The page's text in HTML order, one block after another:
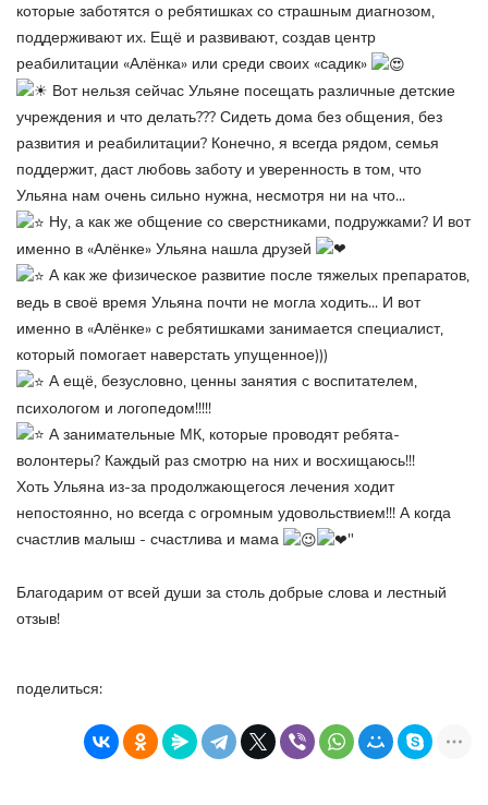
которые заботятся о ребятишках со страшным диагнозом,
поддерживают их. Ещё и развивают, создав центр
реабилитации «Алёнка» или среди своих «садик»
Вот нельзя сейчас Ульяне посещать различные детские
учреждения и что делать??? Сидеть дома без общения, без
развития и реабилитации? Конечно, я всегда рядом, семья
поддержит, даст любовь заботу и уверенность в том, что
Ульяна нам очень сильно нужна, несмотря ни на что...
Ну, а как же общение со сверстниками, подружками? И вот
именно в «Алёнке» Ульяна нашла друзей
А как же физическое развитие после тяжелых препаратов,
ведь в своё время Ульяна почти не могла ходить... И вот
именно в «Алёнке» с ребятишками занимается специалист,
который помогает наверстать упущенное)))
А ещё, безусловно, ценны занятия с воспитателем,
психологом и логопедом!!!!!
А занимательные МК, которые проводят ребята-
волонтеры? Каждый раз смотрю на них и восхищаюсь!!!
Хоть Ульяна из-за продолжающегося лечения ходит
непостоянно, но всегда с огромным удовольствием!!! А когда
счастлив малыш - счастлива и мама
"
Благодарим от всей души за столь добрые слова и лестный
отзыв!
поделиться: